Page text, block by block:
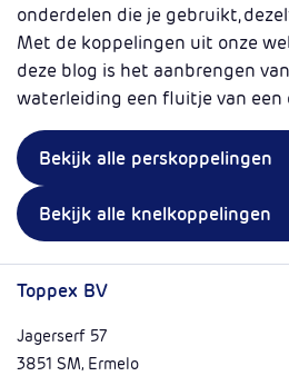
onderdelen die je gebruikt,
Met de koppelingen uit onze
deze blog is het aanbrengen
waterleiding een fluitje van een
Bekijk alle perskoppelingen
Bekijk alle knelkoppelingen
Toppex BV
Jagerserf 57
3851 SM, Ermelo